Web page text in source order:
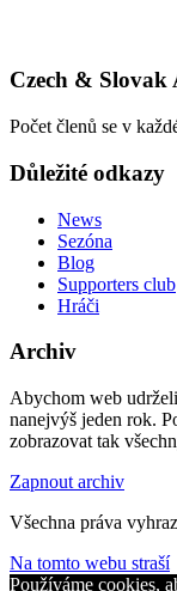
Czech & Slovak
Počet členů se v
Důležité odkazy
News
Sezóna
Blog
Supporters club
Hráči
Archiv
Abychom web
nanejvýš jeden rok.
zobrazovat tak
Zapnout archiv
Všechna práva
Na tomto webu straší
Používáme cookies,